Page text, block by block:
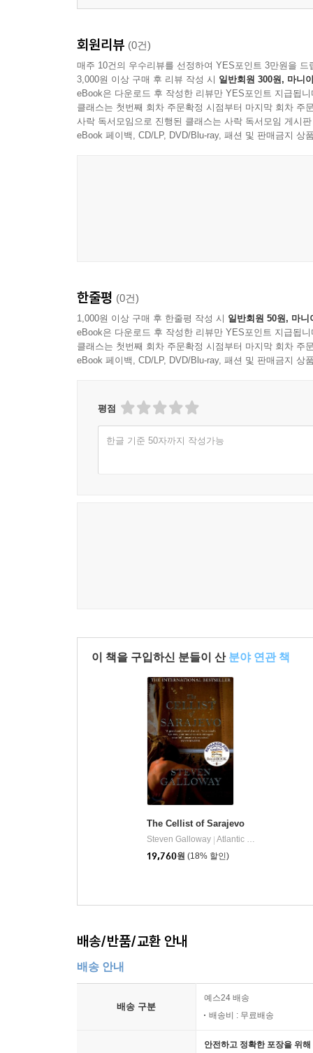
회원리뷰 (0건)
매주 10건의 우수리뷰를 선정하여 YES포인트 3만원을 드
3,000원 이상 구매 후 리뷰 작성 시 일반회원 300원, 마니
eBook은 다운로드 후 작성한 리뷰만 YES포인트 지급됩니
클래스는 첫번째 회차 주문확정 시점부터 마지막 회차 주
사락 독서모임으로 진행된 클래스는 사락 독서모임 게시
eBook 페이백, CD/LP, DVD/Blu-ray, 패션 및 판매금지 상
한줄평 (0건)
1,000원 이상 구매 후 한줄평 작성 시 일반회원 50원, 마니
eBook은 다운로드 후 작성한 리뷰만 YES포인트 지급됩니
클래스는 첫번째 회차 주문확정 시점부터 마지막 회차 주
eBook 페이백, CD/LP, DVD/Blu-ray, 패션 및 판매금지 상
평점
한글 기준 50자까지 작성가능
이 책을 구입하신 분들이 산 분야 연관 책
The Cellist of Sarajevo
Steven Galloway Atlantic Publishing Group
19,760원 (18% 할인)
배송/반품/교환 안내
배송 안내
배송 구분
예스24 배송
배송비 : 무료배송
안전하고 정확한 포장을 위